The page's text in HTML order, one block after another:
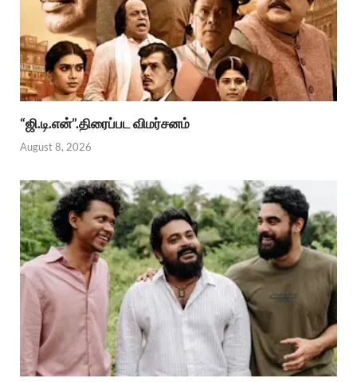
“ஜி.டி.என்”.திரைப்பட விமர்சனம்
August 8, 2026